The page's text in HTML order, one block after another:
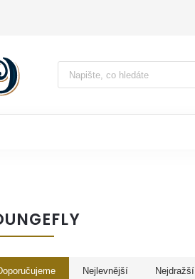
Vyhledávání
Nejlevnější Nejdražší